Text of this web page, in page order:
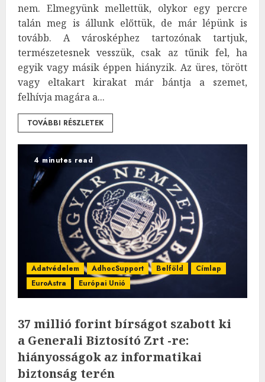
nem. Elmegyünk mellettük, olykor egy percre
talán meg is állunk előttük, de már lépünk is
tovább. A városképhez tartozónak tartjuk,
természetesnek vesszük, csak az tűnik fel, ha
egyik vagy másik éppen hiányzik. Az üres, törött
vagy eltakart kirakat már bántja a szemet,
felhívja magára a...
TOVÁBBI RÉSZLETEK
4 minutes read
Adatvédelem AdhocSupport Belföld
Címlap
EuroAstra
Európai Unió
37 millió forint bírságot szabott ki
a Generali Biztosító Zrt -re:
hiányosságok az informatikai
biztonság terén